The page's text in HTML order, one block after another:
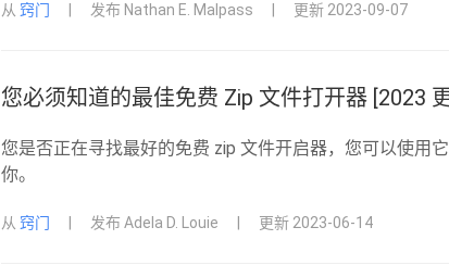
从 窍门 发布 Nathan E. Malpass 更新 2023-09-07
您必须知道的最佳免费 Zip 文件打开器 [2023
您是否正在寻找最好的免费 zip 文件开启器，您可以使用
你。
从 窍门 发布 Adela D. Louie 更新 2023-06-14